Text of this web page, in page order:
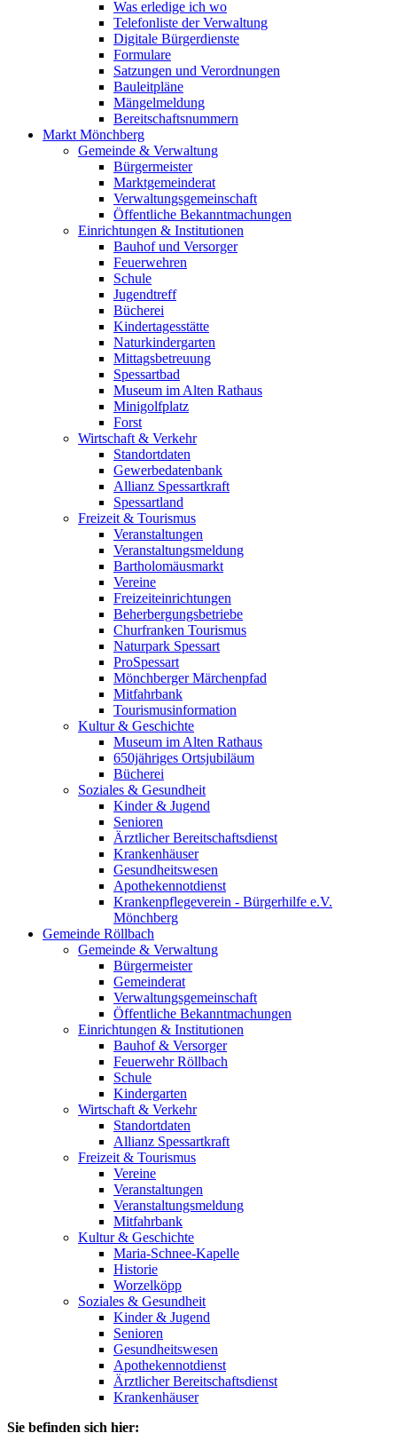
Was erledige ich wo
Telefonliste der Verwaltung
Digitale Bürgerdienste
Formulare
Satzungen und Verordnungen
Bauleitpläne
Mängelmeldung
Bereitschaftsnummern
Markt Mönchberg
Gemeinde & Verwaltung
Bürgermeister
Marktgemeinderat
Verwaltungsgemeinschaft
Öffentliche Bekanntmachungen
Einrichtungen & Institutionen
Bauhof und Versorger
Feuerwehren
Schule
Jugendtreff
Bücherei
Kindertagesstätte
Naturkindergarten
Mittagsbetreuung
Spessartbad
Museum im Alten Rathaus
Minigolfplatz
Forst
Wirtschaft & Verkehr
Standortdaten
Gewerbedatenbank
Allianz Spessartkraft
Spessartland
Freizeit & Tourismus
Veranstaltungen
Veranstaltungsmeldung
Bartholomäusmarkt
Vereine
Freizeiteinrichtungen
Beherbergungsbetriebe
Churfranken Tourismus
Naturpark Spessart
ProSpessart
Mönchberger Märchenpfad
Mitfahrbank
Tourismusinformation
Kultur & Geschichte
Museum im Alten Rathaus
650jähriges Ortsjubiläum
Bücherei
Soziales & Gesundheit
Kinder & Jugend
Senioren
Ärztlicher Bereitschaftsdienst
Krankenhäuser
Gesundheitswesen
Apothekennotdienst
Krankenpflegeverein - Bürgerhilfe e.V.
Mönchberg
Gemeinde Röllbach
Gemeinde & Verwaltung
Bürgermeister
Gemeinderat
Verwaltungsgemeinschaft
Öffentliche Bekanntmachungen
Einrichtungen & Institutionen
Bauhof & Versorger
Feuerwehr Röllbach
Schule
Kindergarten
Wirtschaft & Verkehr
Standortdaten
Allianz Spessartkraft
Freizeit & Tourismus
Vereine
Veranstaltungen
Veranstaltungsmeldung
Mitfahrbank
Kultur & Geschichte
Maria-Schnee-Kapelle
Historie
Worzelköpp
Soziales & Gesundheit
Kinder & Jugend
Senioren
Gesundheitswesen
Apothekennotdienst
Ärztlicher Bereitschaftsdienst
Krankenhäuser
Sie befinden sich hier: